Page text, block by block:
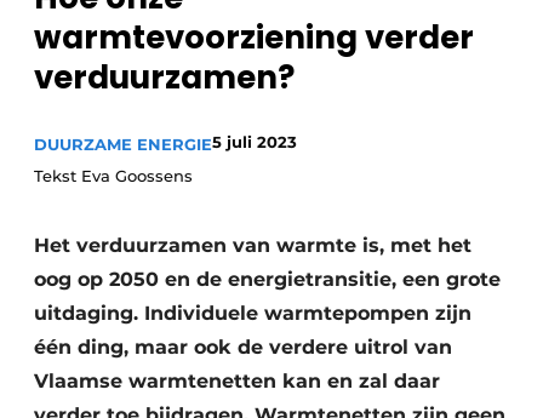
Vacature aanmelden
Vacatures
Sanitair
Binnenklimaat
Ventilatie
Warmtepompen
warmtevoorziening verder
verduurzamen?
DUURZAME ENERGIE5 juli 2023
Tekst Eva Goossens
Het verduurzamen van warmte is, met het
oog op 2050 en de energietransitie, een grote
uitdaging. Individuele warmtepompen zijn
één ding, maar ook de verdere uitrol van
Vlaamse warmtenetten kan en zal daar